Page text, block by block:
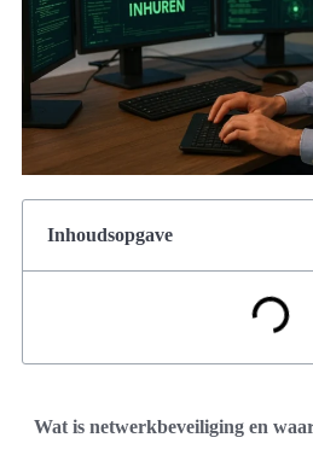
Inhoudsopgave
Wat is netwerkbeveiliging en